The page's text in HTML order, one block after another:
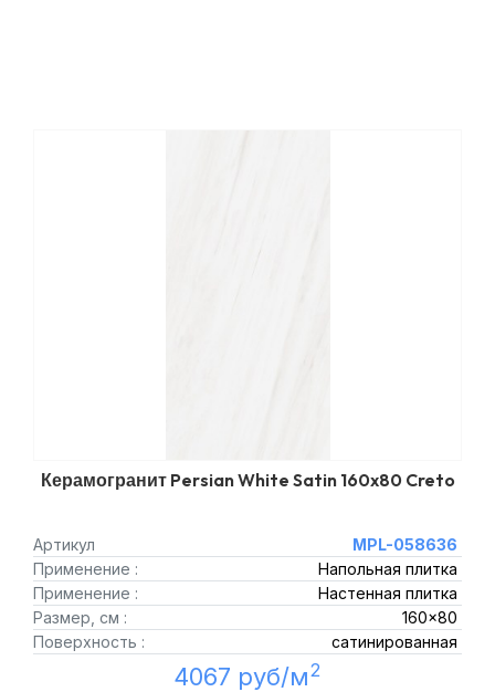
Керамогранит Persian White Satin 160x80 Creto
Артикул
MPL-058636
Применение :
Напольная плитка
Применение :
Настенная плитка
Размер, см :
160x80
Поверхность :
сатинированная
4067 руб/м2